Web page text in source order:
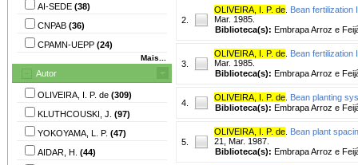
AI-SEDE (38)
CNPAB (36)
CPAMN-UEPP (24)
Mais...
Autor
OLIVEIRA, I. P. de (309)
KLUTHCOUSKI, J. (97)
YOKOYAMA, L. P. (47)
AIDAR, H. (44)
2.
OLIVEIRA, I. P. de Bean fertilization
Mar. 1985.
Biblioteca(s): Embrapa Arroz e
3.
OLIVEIRA, I. P. de Bean fertilization
Mar. 1985.
Biblioteca(s): Embrapa Arroz e
4.
OLIVEIRA, I. P. de Bean planting
Biblioteca(s): Embrapa Arroz e
5.
OLIVEIRA, I. P. de Bean plant
21, Mar. 1987.
Biblioteca(s): Embrapa Arroz e